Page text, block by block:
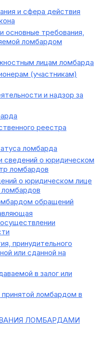
и сфера действия
основные требования,
ломбардом
лицам ломбарда
(участникам)
и надзор за
реестра
ломбарда
сведений о юридическом
ломбардов
о юридическом лице
ломбардов
обращений
принудительного
или сданной на
в залог или
ломбардом в
ЛОМБАРДАМИ